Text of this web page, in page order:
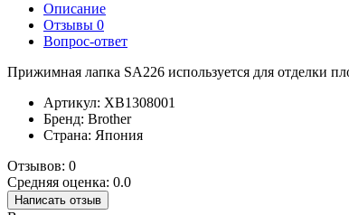
Описание
Отзывы 0
Вопрос-ответ
Прижимная лапка SA226 используется для отделки
Артикул: XB1308001
Бренд: Brother
Страна: Япония
Отзывов: 0
Средняя оценка: 0.0
Написать отзыв